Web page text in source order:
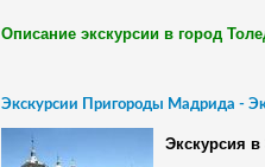
Описание экскурсии в город
Экскурсии Пригороды Мадрида -
Экскурсия